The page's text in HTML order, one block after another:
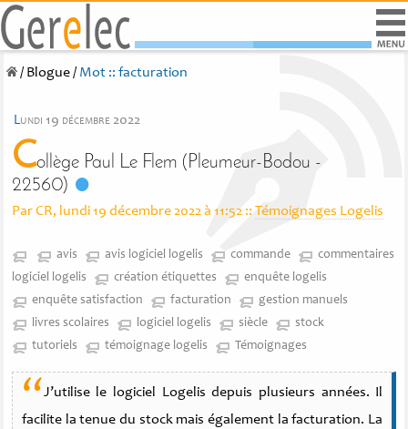
/ Blogue/ Mot :: facturation
lundi 19 décembre 2022
Collège Paul Le Flem (Pleumeur-Bodou -
22560)
Par CR, lundi 19 décembre 2022 à 11:52 :: Témoignages Logelis
avis avis logiciel logelis commande
commentaires
logiciel logelis
création étiquettes
enquête logelis
enquête satisfaction
facturation
gestion manuels
livres scolaires
logiciel logelis siècle
stock
tutoriels
témoignage logelis Témoignages
“J’utilise le logiciel Logelis depuis plusieurs années. Il
facilite la tenue du stock mais également la facturation. La